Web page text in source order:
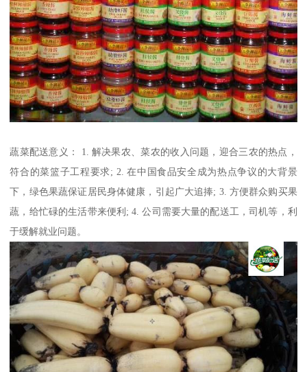
蔬菜配送意义： 1. 解决果农、菜农的收入问题，迎合三农的热点，
符合的菜篮子工程要求; 2. 在中国食品安全成为热点争议的大背景
下，绿色果蔬保证居民身体健康，引起广大追捧; 3. 方便群众购买果
蔬，给忙碌的生活带来便利; 4. 公司需要大量的配送工，司机等，利
于缓解就业问题。